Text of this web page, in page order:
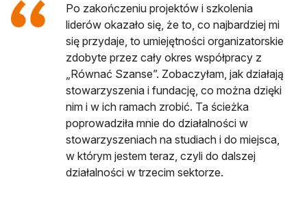
Po zakończeniu projektów i szkolenia
liderów okazało się, że to, co najbardziej mi
się przydaje, to umiejętności organizatorskie
zdobyte przez cały okres współpracy z
„Równać Szanse”. Zobaczyłam, jak działają
stowarzyszenia i fundację, co można dzięki
nim i w ich ramach zrobić. Ta ścieżka
poprowadziła mnie do działalności w
stowarzyszeniach na studiach i do miejsca,
w którym jestem teraz, czyli do dalszej
działalności w trzecim sektorze.